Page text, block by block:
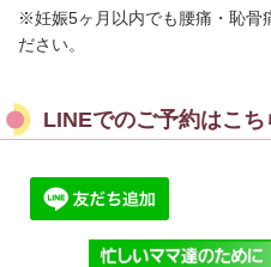
※妊娠5ヶ月以内でも腰痛・恥骨
ださい。
LINEでのご予約はこち